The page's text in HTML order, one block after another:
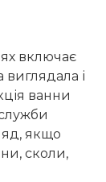
включає
і
ванни
якщо
сколи,